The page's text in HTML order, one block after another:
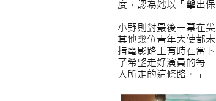
度，認為她以「擊出
小野則對最後一幕在
其他幾位青年大使都
指電影路上有時在當
了希望走好演員的每
人所走的這條路。」